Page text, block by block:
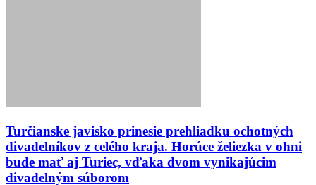
Turčianske javisko prinesie prehliadku ochotných
divadelníkov z celého kraja. Horúce želiezka v ohni
bude mať aj Turiec, vďaka dvom vynikajúcim
divadelným súborom